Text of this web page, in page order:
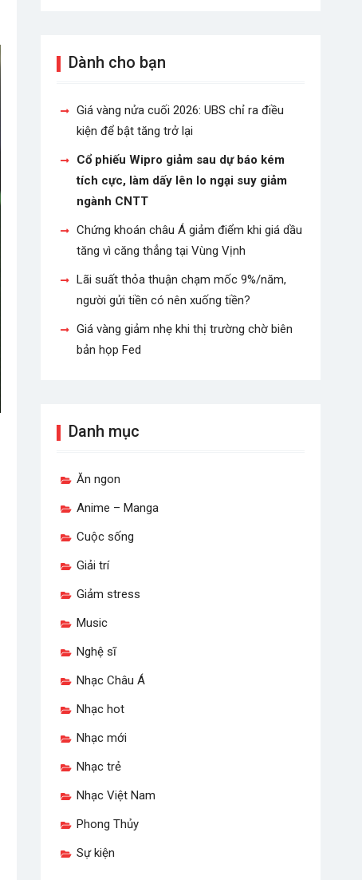
Dành cho bạn
Giá vàng nửa cuối 2026: UBS chỉ ra điều
kiện để bật tăng trở lại
Cổ phiếu Wipro giảm sau dự báo kém
tích cực, làm dấy lên lo ngại suy giảm
ngành CNTT
Chứng khoán châu Á giảm điểm khi giá dầu
tăng vì căng thẳng tại Vùng Vịnh
Lãi suất thỏa thuận chạm mốc 9%/năm,
người gửi tiền có nên xuống tiền?
Giá vàng giảm nhẹ khi thị trường chờ biên
bản họp Fed
Danh mục
Ăn ngon
Anime – Manga
Cuộc sống
Giải trí
Giảm stress
Music
Nghệ sĩ
Nhạc Châu Á
Nhạc hot
Nhạc mới
Nhạc trẻ
Nhạc Việt Nam
Phong Thủy
Sự kiện